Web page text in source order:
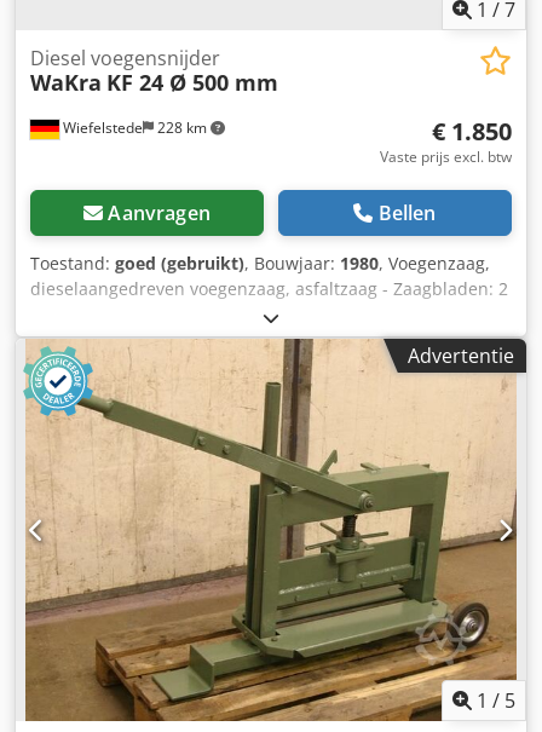
1 /7
Wiefelstede 228 km
Diesel voegensnijder
WaKra KF 24 Ø 500 mm
€ 1.850
Vaste prijs excl. btw
Aanvragen Bellen
Toestand: goed (gebruikt), Bouwjaar: 1980, Voegenzaag,
dieselaangedreven voegenzaag, asfaltzaag - Zaagbladen: 2
stuks - Zaagblad diameter: 500 mm - Zaagdiepte: ca. 180
mm - Werkbreedte: 425 mm - Hatz dieselmotor: 25 kW
Cjdpfxsb A Hv Ds Acbsrf - Elektrische start - Traploze
voeding
Advertentie
1 / 5